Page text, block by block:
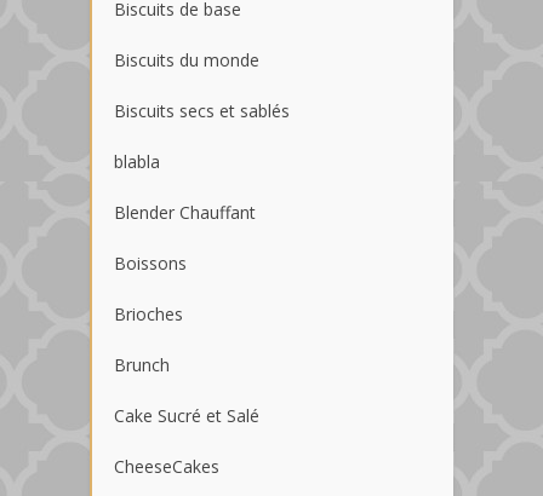
Biscuits de base
Biscuits du monde
Biscuits secs et sablés
blabla
Blender Chauffant
Boissons
Brioches
Brunch
Cake Sucré et Salé
CheeseCakes